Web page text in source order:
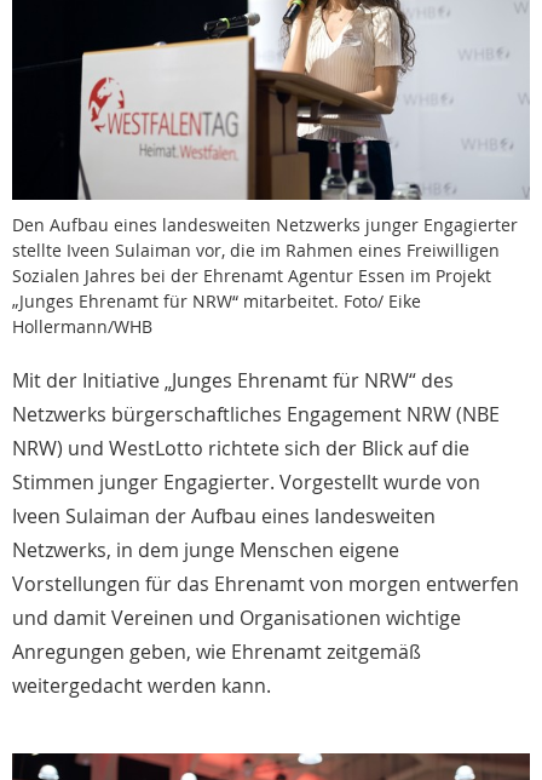
Den Aufbau eines landesweiten Netzwerks junger Engagierter
stellte Iveen Sulaiman vor, die im Rahmen eines Freiwilligen
Sozialen Jahres bei der Ehrenamt Agentur Essen im Projekt
„Junges Ehrenamt für NRW“ mitarbeitet. Foto/ Eike
Hollermann/WHB
Mit der Initiative „Junges Ehrenamt für NRW“ des
Netzwerks bürgerschaftliches Engagement NRW (NBE
NRW) und WestLotto richtete sich der Blick auf die
Stimmen junger Engagierter. Vorgestellt wurde von
Iveen Sulaiman der Aufbau eines landesweiten
Netzwerks, in dem junge Menschen eigene
Vorstellungen für das Ehrenamt von morgen entwerfen
und damit Vereinen und Organisationen wichtige
Anregungen geben, wie Ehrenamt zeitgemäß
weitergedacht werden kann.